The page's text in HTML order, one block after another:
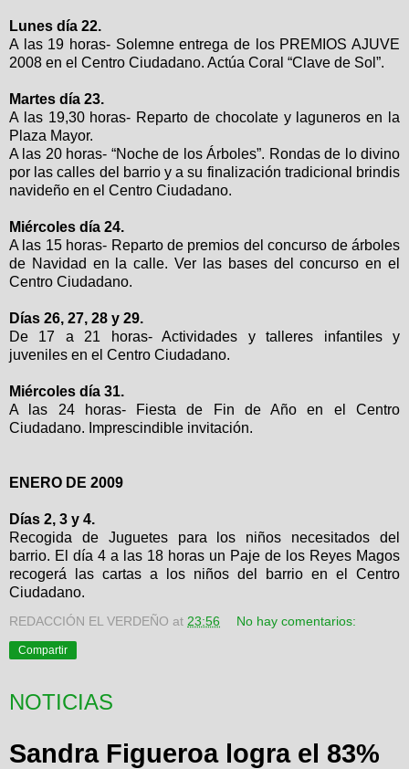
Lunes día 22.
A las 19 horas- Solemne entrega de los PREMIOS AJUVE
2008 en el Centro Ciudadano. Actúa Coral “Clave de Sol”.
Martes día 23.
A las 19,30 horas- Reparto de chocolate y laguneros en la
Plaza Mayor.
A las 20 horas- “Noche de los Árboles”. Rondas de lo divino
por las calles del barrio y a su finalización tradicional brindis
navideño en el Centro Ciudadano.
Miércoles día 24.
A las 15 horas- Reparto de premios del concurso de árboles
de Navidad en la calle. Ver las bases del concurso en el
Centro Ciudadano.
Días 26, 27, 28 y 29.
De 17 a 21 horas- Actividades y talleres infantiles y
juveniles en el Centro Ciudadano.
Miércoles día 31.
A las 24 horas- Fiesta de Fin de Año en el Centro
Ciudadano. Imprescindible invitación.
ENERO DE 2009
Días 2, 3 y 4.
Recogida de Juguetes para los niños necesitados del
barrio. El día 4 a las 18 horas un Paje de los Reyes Magos
recogerá las cartas a los niños del barrio en el Centro
Ciudadano.
REDACCIÓN EL VERDEÑO at 23:56 No hay comentarios:
Compartir
NOTICIAS
Sandra Figueroa logra el 83%